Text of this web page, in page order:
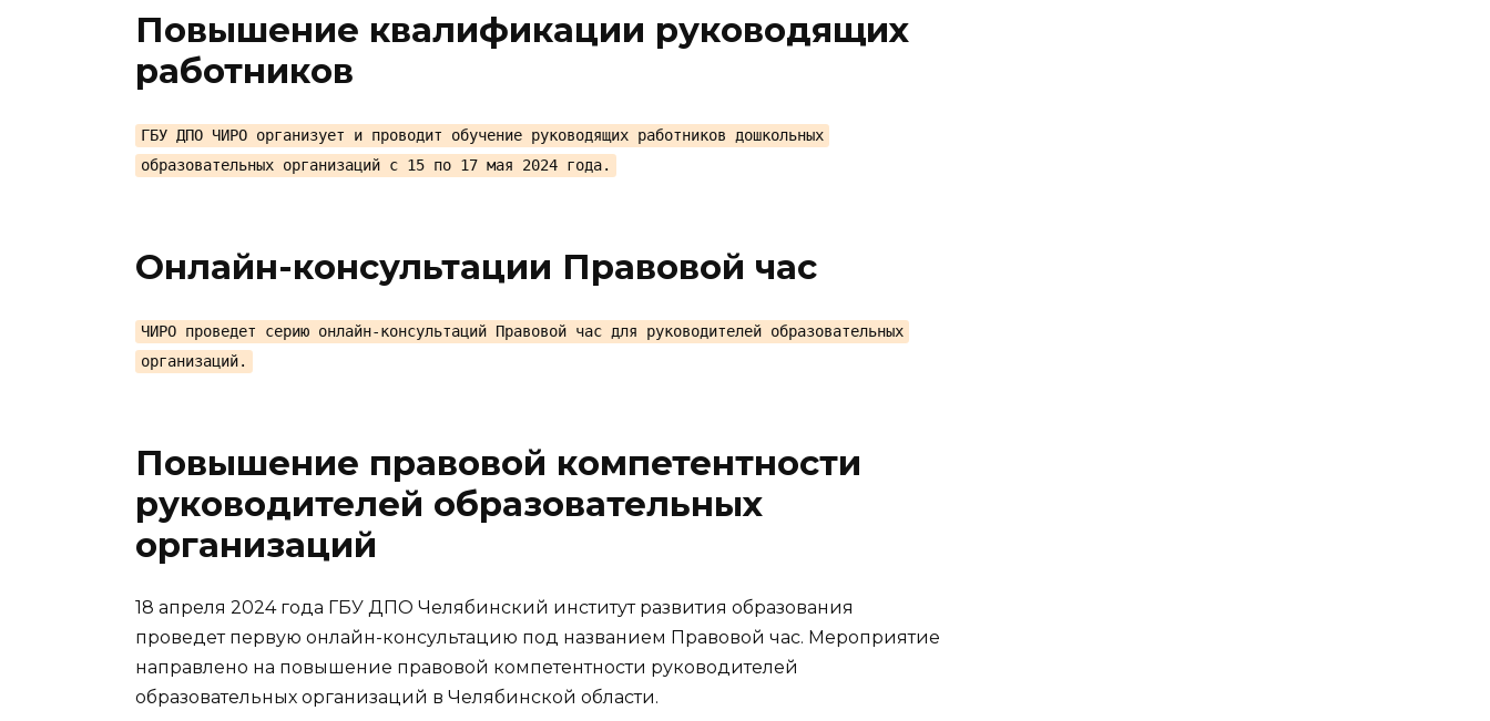
Повышение квалификации руководящих
работников
ГБУ ДПО ЧИРО организует и проводит обучение руководящих работников дошкольных
образовательных организаций с 15 по 17 мая 2024 года.
Онлайн-консультации Правовой час
ЧИРО проведет серию онлайн-консультаций Правовой час для руководителей образовательных
организаций.
Повышение правовой компетентности
руководителей образовательных
организаций
18 апреля 2024 года ГБУ ДПО Челябинский институт развития образования
проведет первую онлайн-консультацию под названием Правовой час. Мероприятие
направлено на повышение правовой компетентности руководителей
образовательных организаций в Челябинской области.